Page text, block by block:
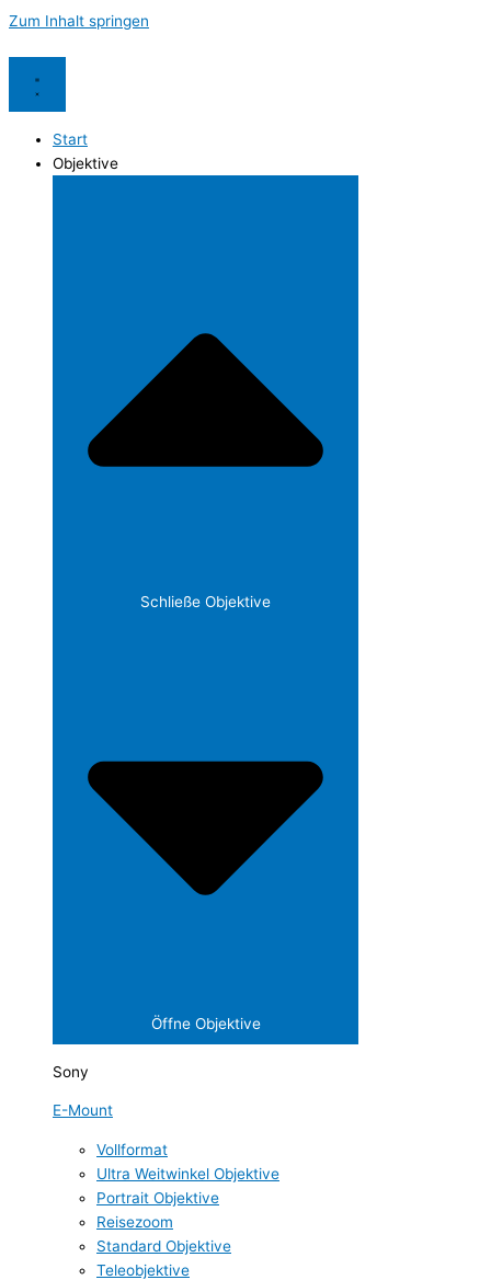
Zum Inhalt springen
Start
Objektive
Schließe Objektive
Öffne Objektive
Sony
E-Mount
Vollformat
Ultra Weitwinkel Objektive
Portrait Objektive
Reisezoom
Standard Objektive
Teleobjektive